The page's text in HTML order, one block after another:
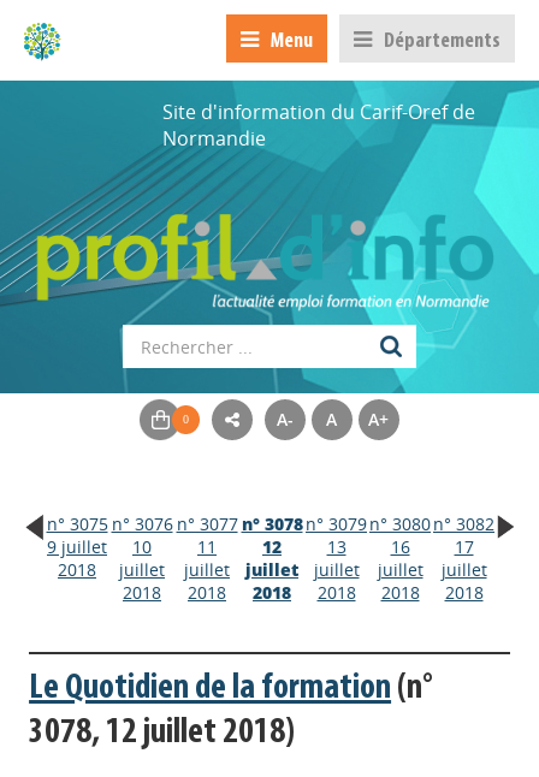
Menu Départements
Site d'information du Carif-Oref de
Normandie
A- A A+
n° 3075
9 juillet
2018
n° 3076
10
juillet
2018
n° 3077
11
juillet
2018
n° 3078
12
juillet
2018
n° 3079
13
juillet
2018
n° 3080
16
juillet
2018
n° 3082
17
juillet
2018
Le Quotidien de la formation (n°
3078, 12 juillet 2018)
Appels à projets